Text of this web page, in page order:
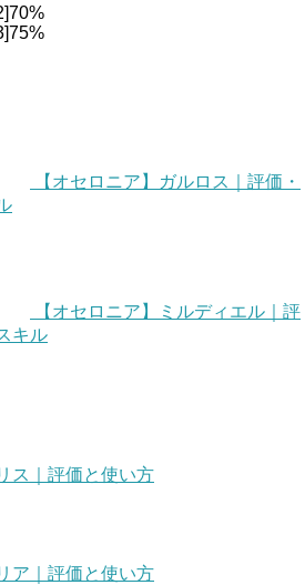
【オセロニア】ガルロス｜評価・
【オセロニア】ミルディエル｜評
キル
ス｜評価と使い方
ア｜評価と使い方